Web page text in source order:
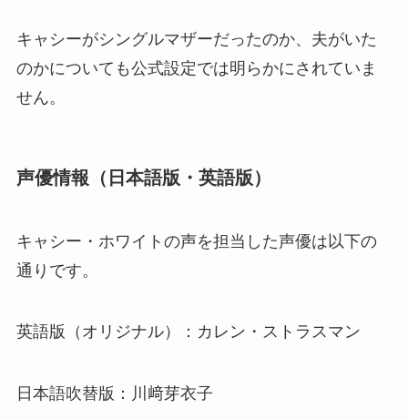
キャシーがシングルマザーだったのか、夫がいた
のかについても公式設定では明らかにされていま
せん。
声優情報（日本語版・英語版）
キャシー・ホワイトの声を担当した声優は以下の
通りです。
英語版（オリジナル）：カレン・ストラスマン
日本語吹替版：川﨑芽衣子